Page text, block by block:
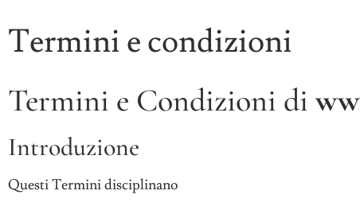
Termini e condizioni
Termini e Condizioni di
Introduzione
Questi Termini disciplinano